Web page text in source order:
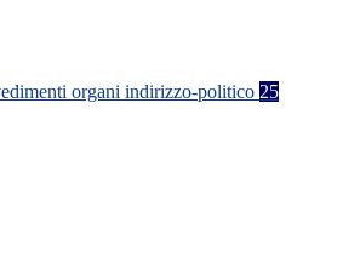
organi indirizzo-politico 25